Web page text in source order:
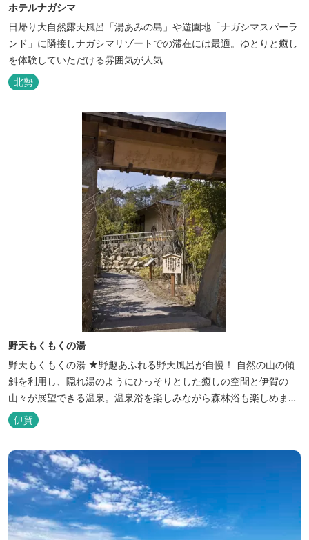
ホテルナガシマ
日帰り大自然露天風呂「湯あみの島」や遊園地「ナガシマスパーラ
ンド」に隣接しナガシマリゾートでの滞在には最適。ゆとりと癒し
を体験していただける雰囲気が人気
北勢
野天もくもくの湯
野天もくもくの湯 ★野趣あふれる野天風呂が自慢！ 自然の山の傾
斜を利用し、隠れ湯のようにひっそりとした癒しの空間と伊賀の
山々が展望できる温泉。温泉浴を楽しみながら森林浴も楽しめま
す。一枚岩をくり貫いてつくった湯船もあり、風情ある空間が魅力
です。 ★源泉100％の野天風呂 源泉100％の野天風呂が2つあり、
くりとゆ...
伊賀